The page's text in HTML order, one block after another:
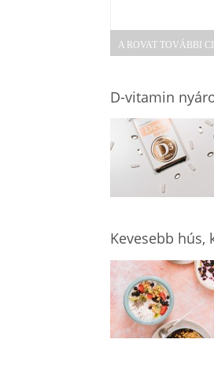
A ROVAT TOVÁBBI
D-vitamin
Kevesebb hús,